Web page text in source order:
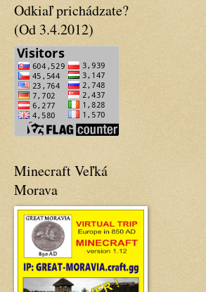
Odkiaľ prichádzate?
(Od 3.4.2012)
Minecraft Veľká
Morava